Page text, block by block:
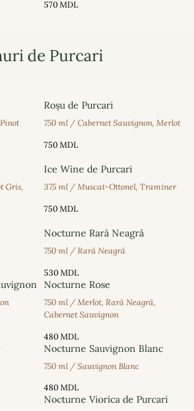
570 MDL
de Purcari
Roșu de Purcari
750 ml / Cabernet Sauvignon, Merlot
750 MDL
Gris,
Ice Wine de Purcari
375 ml / Muscat-Ottonel, Traminer
750 MDL
Nocturne Rară Neagră
750 ml / Rară Neagră
530 MDL
Nocturne Rose
750 ml / Merlot, Rară Neagră,
Cabernet Sauvignon
480 MDL
Nocturne Sauvignon Blanc
750 ml / Sauvignon Blanc
480 MDL
Nocturne Viorica de Purcari